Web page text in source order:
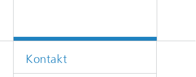
Kontakt